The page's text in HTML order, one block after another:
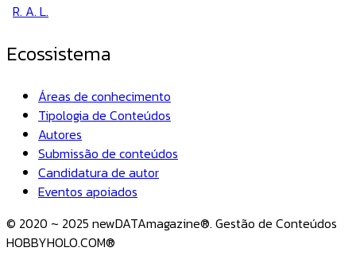
R. A. L.
Ecossistema
Áreas de conhecimento
Tipologia de Conteúdos
Autores
Submissão de conteúdos
Candidatura de autor
Eventos apoiados
© 2020 ~ 2025 newDATAmagazine®. Gestão de Conteúdos
HOBBYHOLO.COM®